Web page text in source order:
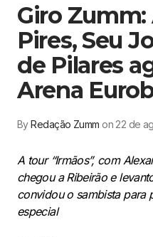
Giro
Pires, Seu
de Pilares
Arena
ByRedação Zumm on 22 de
A tour “Irmãos”, com
chegou a Ribeirão e
convidou o sambista para
especial